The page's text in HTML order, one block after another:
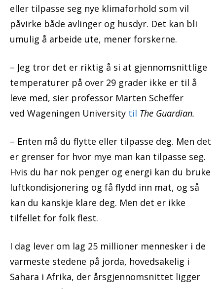
eller tilpasse seg nye klimaforhold som vil
påvirke både avlinger og husdyr. Det kan bli
umulig å arbeide ute, mener forskerne.
– Jeg tror det er riktig å si at gjennomsnittlige
temperaturer på over 29 grader ikke er til å
leve med, sier professor Marten Scheffer
ved Wageningen University til The Guardian.
– Enten må du flytte eller tilpasse deg. Men det
er grenser for hvor mye man kan tilpasse seg.
Hvis du har nok penger og energi kan du bruke
luftkondisjonering og få flydd inn mat, og så
kan du kanskje klare deg. Men det er ikke
tilfellet for folk flest.
I dag lever om lag 25 millioner mennesker i de
varmeste stedene på jorda, hovedsakelig i
Sahara i Afrika, der årsgjennomsnittet ligger